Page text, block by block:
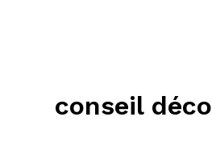
conseil déco